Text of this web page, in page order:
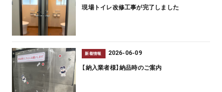
現場トイレ改修工事が完了しました
新着情報 2026-06-09
【納入業者様】納品時のご案内